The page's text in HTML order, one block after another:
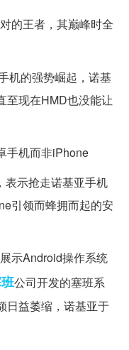
的王者，其巅峰时全
机的强势崛起，诺基
至现在HMD也没能让
手机而非iPhone
表示抢走诺基亚手机
引领而蜂拥而起的安
示Android操作系统
公司开发的塞班系
日益萎缩，诺基亚于